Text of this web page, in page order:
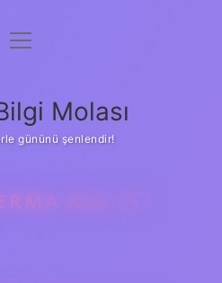
Uyarı
menüyü
Molası
gününü şenlendir!
KAÇ AY